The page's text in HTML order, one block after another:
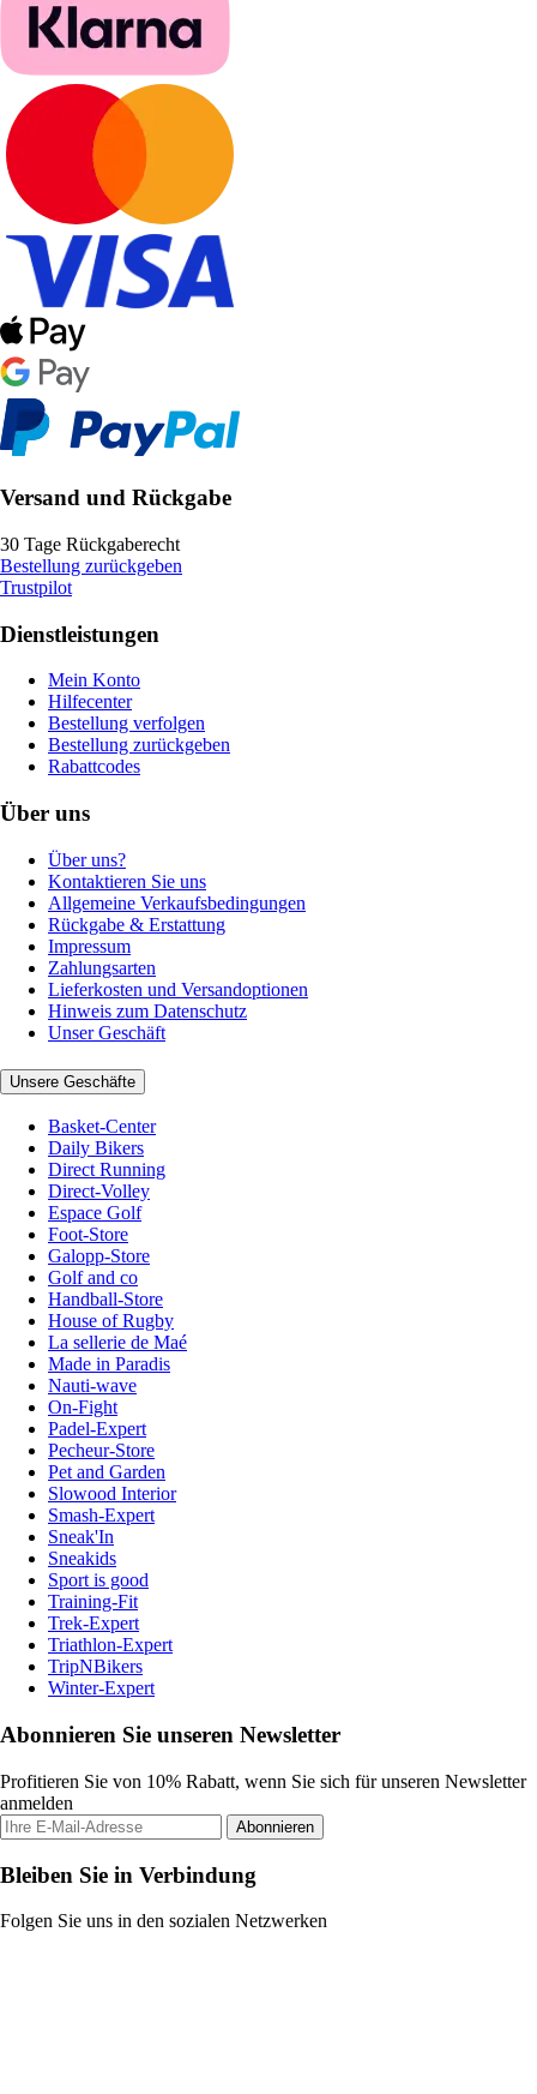
Versand und Rückgabe
30 Tage Rückgaberecht
Bestellung zurückgeben
Trustpilot
Dienstleistungen
Mein Konto
Hilfecenter
Bestellung verfolgen
Bestellung zurückgeben
Rabattcodes
Über uns
Über uns?
Kontaktieren Sie uns
Allgemeine Verkaufsbedingungen
Rückgabe & Erstattung
Impressum
Zahlungsarten
Lieferkosten und Versandoptionen
Hinweis zum Datenschutz
Unser Geschäft
Unsere Geschäfte
Basket-Center
Daily Bikers
Direct Running
Direct-Volley
Espace Golf
Foot-Store
Galopp-Store
Golf and co
Handball-Store
House of Rugby
La sellerie de Maé
Made in Paradis
Nauti-wave
On-Fight
Padel-Expert
Pecheur-Store
Pet and Garden
Slowood Interior
Smash-Expert
Sneak'In
Sneakids
Sport is good
Training-Fit
Trek-Expert
Triathlon-Expert
TripNBikers
Winter-Expert
Abonnieren Sie unseren Newsletter
Profitieren Sie von 10% Rabatt, wenn Sie sich für unseren Newsletter
anmelden
Abonnieren
Bleiben Sie in Verbindung
Folgen Sie uns in den sozialen Netzwerken